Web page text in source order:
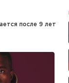
после 9 лет